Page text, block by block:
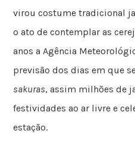
virou costume tradicional
o ato de contemplar as
anos a Agência
previsão dos dias em que
sakuras, assim milhões de
festividades ao ar livre e
estação.